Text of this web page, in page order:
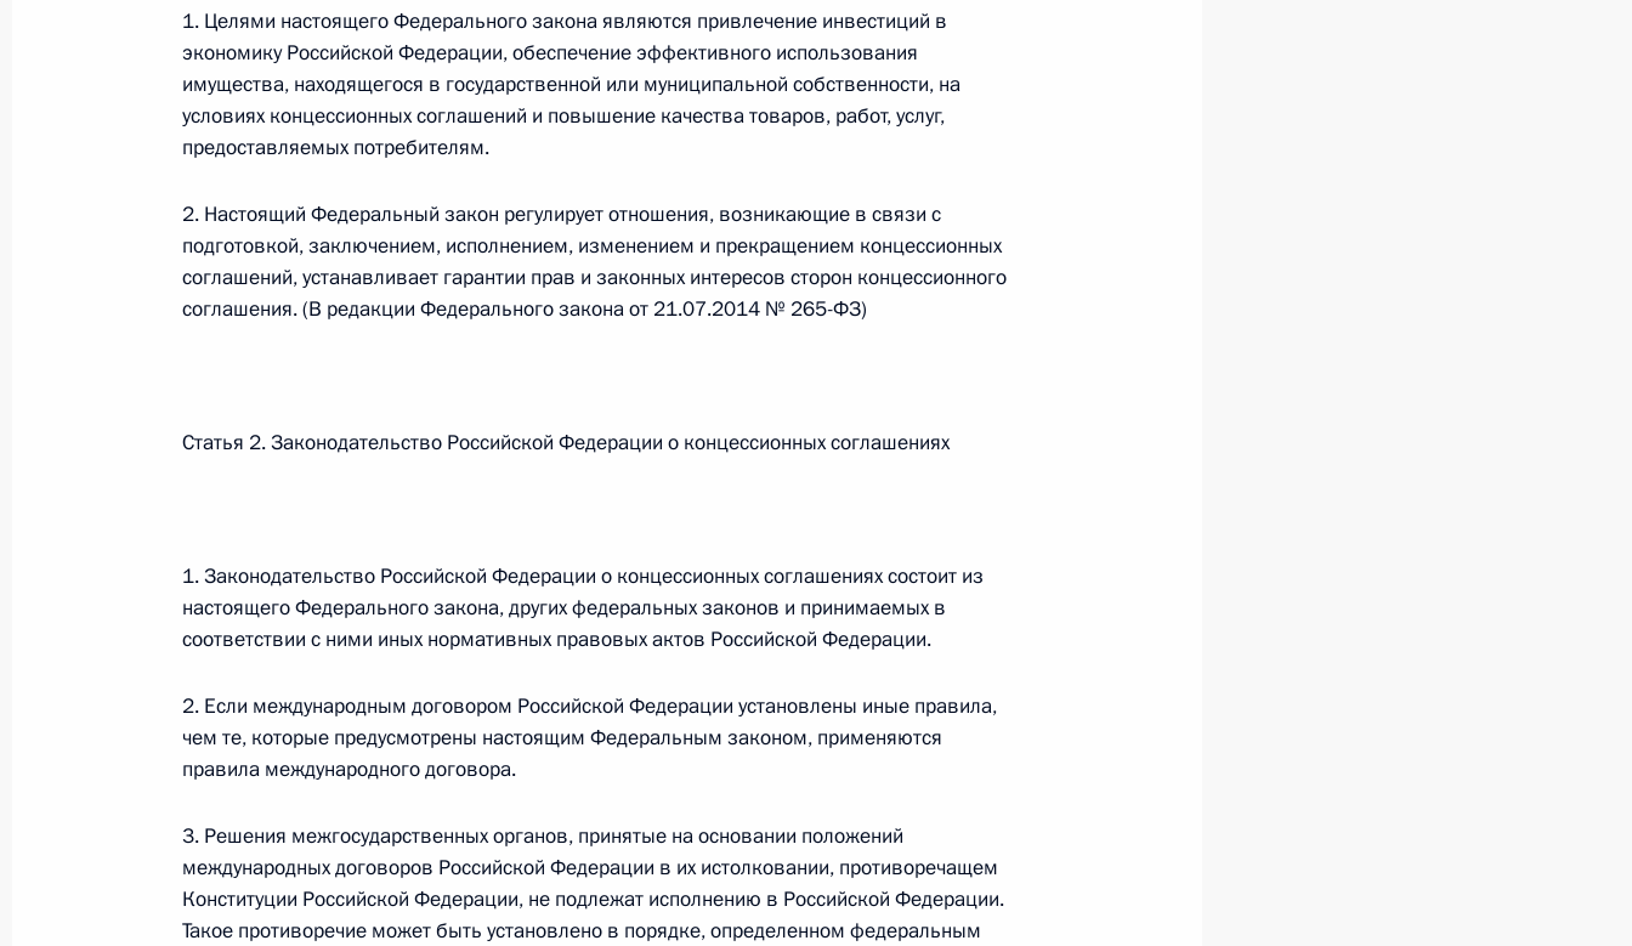
Федеральный закон от 26.07.2026 г. № 264-ФЗ
О внесении изменений в статью 13–2 Федерального закона «Об актах гражданского состояния»
и признании утратившим силу пункта 1 части 13 статьи 3 Федерального закона «О внесении
26 июля 2026 года
О ратификации Соглашения между Правительством Российской Федерации и Кабинетом
Министров Киргизской Республики о правовом статусе представительств компетентных органов
по вопросам внутренних дел и миграции в Российской Федерации и Киргизской Республике
Федеральный закон от 26.07.2026 г. № 252-ФЗ
О внесении изменений в Кодекс внутреннего водного транспорта Российской Федерации и статью 1
Федерального закона «Об обеспечении единства измерений»
26 июля 2026 года
1. Целями настоящего Федерального закона являются привлечение инвестиций в
экономику Российской Федерации, обеспечение эффективного использования
имущества, находящегося в государственной или муниципальной собственности, на
условиях концессионных соглашений и повышение качества товаров, работ, услуг,
предоставляемых потребителям.
2. Настоящий Федеральный закон регулирует отношения, возникающие в связи с
подготовкой, заключением, исполнением, изменением и прекращением концессионных
соглашений, устанавливает гарантии прав и законных интересов сторон концессионного
соглашения. (В редакции Федерального закона от 21.07.2014 № 265-ФЗ)
Статья 2. Законодательство Российской Федерации о концессионных соглашениях
1. Законодательство Российской Федерации о концессионных соглашениях состоит из
настоящего Федерального закона, других федеральных законов и принимаемых в
соответствии с ними иных нормативных правовых актов Российской Федерации.
2. Если международным договором Российской Федерации установлены иные правила,
чем те, которые предусмотрены настоящим Федеральным законом, применяются
правила международного договора.
3. Решения межгосударственных органов, принятые на основании положений
международных договоров Российской Федерации в их истолковании, противоречащем
Конституции Российской Федерации, не подлежат исполнению в Российской Федерации.
Такое противоречие может быть установлено в порядке, определенном федеральным